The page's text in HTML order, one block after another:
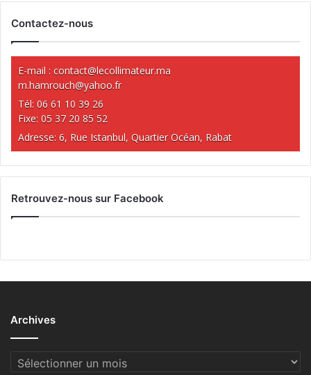
Contactez-nous
E-mail : contact@lecollimateur.ma
m.hamrouch@yahoo.fr
Tél: 06 61 10 39 26
Fixe: 05 37 20 85 52
Adresse: 6, Rue Istanbul, Quartier Océan, Rabat
Retrouvez-nous sur Facebook
Archives
Archives